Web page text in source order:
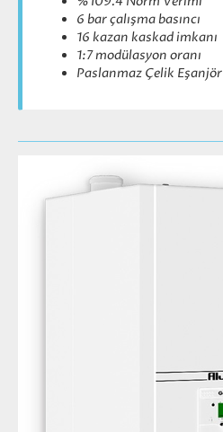
6 bar çalışma basıncı
16 kazan kaskad imkanı
1:7 modülasyon oranı
Paslanmaz Çelik Eşanjör